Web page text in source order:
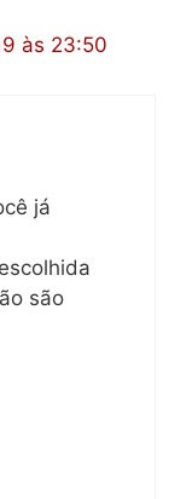
às 23:50
já
são